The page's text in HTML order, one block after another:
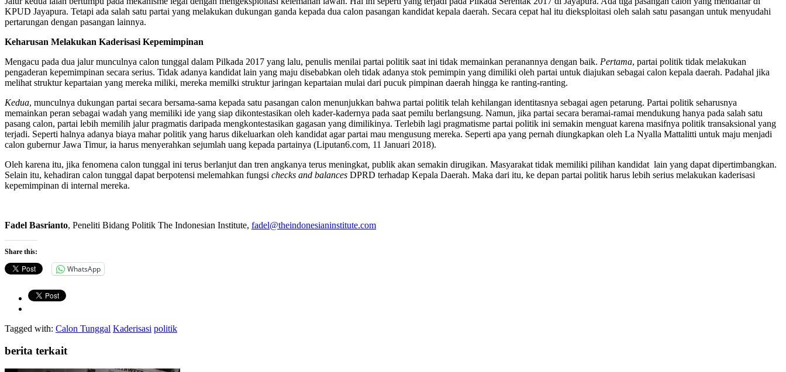
KPUD Jayapura. Tetapi ada salah satu partai yang melakukan dukungan ganda kepada dua calon pasangan kandidat kepala daerah. Secara cepat hal itu dieksploitasi oleh salah satu pasangan untuk menyudahi
pertarungan dengan pasangan lainnya.
Keharusan Melakukan Kaderisasi Kepemimpinan
Mengacu pada dua jalur munculnya calon tunggal dalam Pilkada 2017 yang lalu, penulis menilai partai politik saat ini tidak memainkan peranannya dengan baik. Pertama, partai politik tidak melakukan
pengaderan kepemimpinan secara serius. Tidak adanya kandidat lain yang maju disebabkan oleh tidak adanya stok pemimpin yang dimiliki oleh partai untuk diajukan sebagai calon kepala daerah. Padahal jika
melihat struktur kepartaian yang mereka miliki, mereka memilki struktur jaringan kepartaian mulai dari pucuk pimpinan daerah hingga ke ranting-ranting.
Kedua, munculnya dukungan partai secara bersama-sama kepada satu pasangan calon menunjukkan bahwa partai politik telah kehilangan identitasnya sebagai agen petarung. Partai politik seharusnya
memainkan peran sebagai wadah yang memiliki ide yang siap dikontestasikan oleh kader-kadernya pada saat pemilu berlangsung. Namun, jika partai secara beramai-ramai mendukung hanya pada salah satu
pasang calon, partai lebih memilih jalur pragmatis daripada mengkontestasikan gagasan yang dimilikinya. Terlebih lagi pragmatisme partai politik ini semakin menguat karena masifnya politik transaksional yang
terjadi. Seperti halnya adanya biaya mahar politik yang harus dikeluarkan oleh kandidat agar partai mau mengusung mereka. Seperti apa yang pernah diungkapkan oleh La Nyalla Mattalitti untuk maju menjadi
calon gubernur Jawa Timur, ia harus menyerahkan sejumlah uang kepada partainya (Liputan6.com, 11 Januari 2018).
Oleh karena itu, jika fenomena calon tunggal ini terus berlanjut dan tren angkanya terus meningkat, publik akan semakin dirugikan. Masyarakat tidak memiliki pilihan kandidat lain yang dapat dipertimbangkan.
Selain itu, kehadiran calon tunggal dapat berpotensi melemahkan fungsi checks and balances DPRD terhadap Kepala Daerah. Maka dari itu, ke depan partai politik harus lebih serius melakukan kaderisasi
kepemimpinan di internal mereka.
Fadel Basrianto, Peneliti Bidang Politik The Indonesian Institute, fadel@theindonesianinstitute.com
Share this:
WhatsApp
Tagged with: Calon Tunggal Kaderisasi politik
berita terkait